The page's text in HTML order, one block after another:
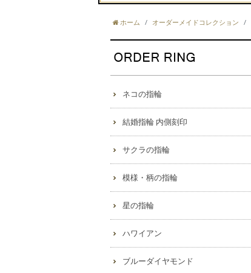
ホーム オーダーメイドコレクション
ネコの指輪
結婚指輪 内側刻印
サクラの指輪
模様・柄の指輪
星の指輪
ハワイアン
ブルーダイヤモンド